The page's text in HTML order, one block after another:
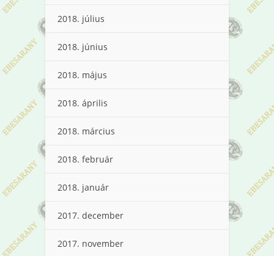
2018. július
2018. június
2018. május
2018. április
2018. március
2018. február
2018. január
2017. december
2017. november